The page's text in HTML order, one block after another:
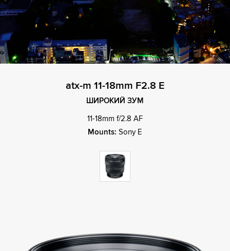
atx-m 11-18mm F2.8 E
ШИРОКИЙ ЗУМ
11-18mm f/2.8 AF
Mounts: Sony E